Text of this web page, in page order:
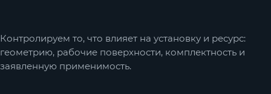
Контролируем то, что влияет на установку и ресурс:
геометрию, рабочие поверхности, комплектность и
заявленную применимость.